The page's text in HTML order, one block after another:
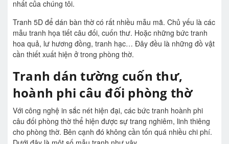
nhất của chúng tôi.
Tranh 5D để dán bàn thờ có rất nhiều mẫu mã. Chủ yếu là các
mẫu tranh họa tiết câu đối, cuốn thư. Hoặc những bức tranh
hoa quả, lư hương đồng, tranh hạc… Đây đều là những đồ vật
cần thiết xuất hiện ở trong phòng thờ.
Tranh dán tường cuốn thư,
hoành phi câu đối phòng thờ
Với công nghệ in sắc nét hiện đại, các bức tranh hoành phi
câu đối phòng thờ thể hiện được sự trang nghiêm, linh thiêng
cho phòng thờ. Bên cạnh đó không cần tốn quá nhiều chi phí.